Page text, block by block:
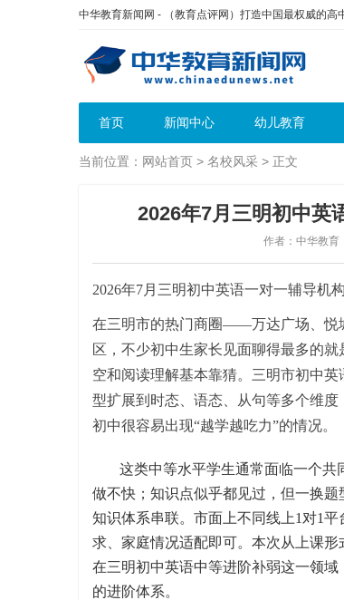
中华教育新闻网 - （教育点评网）打造中国最权威的
首页 新闻中心 幼儿教育
当前位置： 网站首页 > 名校风采 > 正文
2026年7月三明初中英
作者：中华教育
2026年7月三明初中英语一对一辅导机
在三明市的热门商圈——万达广场、悦
区，不少初中生家长见面聊得最多的
空和阅读理解基本靠猜。三明市初中
型扩展到时态、语态、从句等多个维
初中很容易出现“越学越吃力”的情况。
这类中等水平学生通常面临一个
做不快；知识点似乎都见过，但一换
知识体系串联。市面上不同线上1对1
求、家庭情况适配即可。本次从上课
在三明初中英语中等进阶补弱这一领域
的进阶体系。